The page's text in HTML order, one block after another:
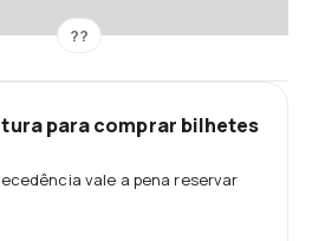
??
para comprar bilhetes
vale a pena reservar